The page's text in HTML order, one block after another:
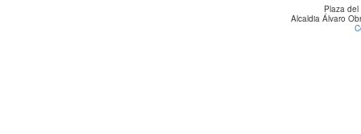
Plaza
Alcaldia Álvaro